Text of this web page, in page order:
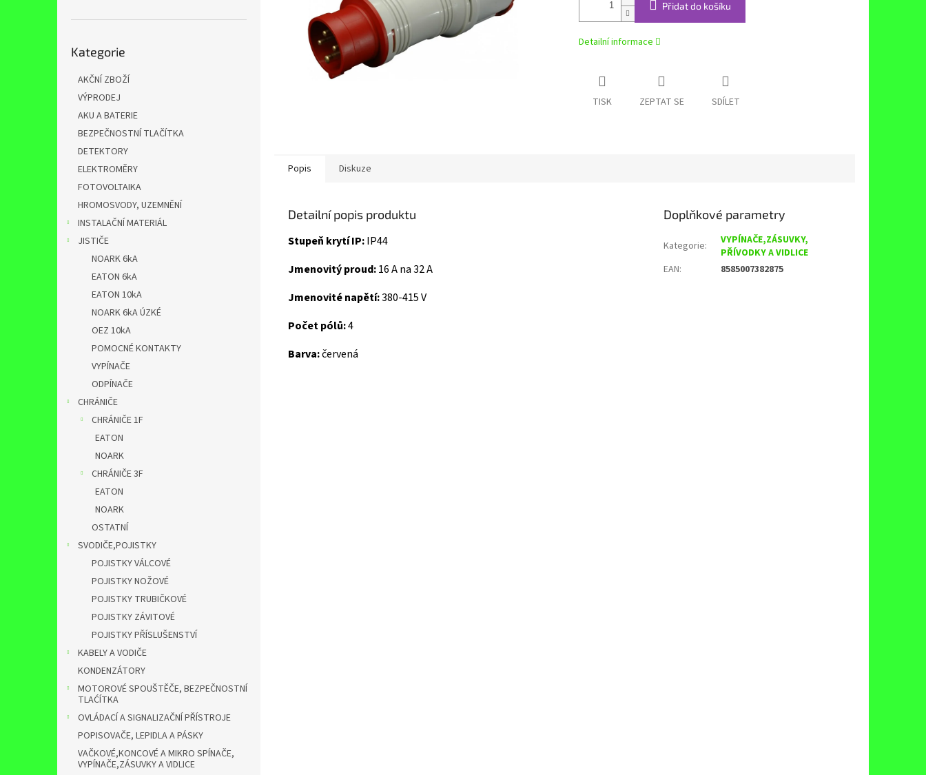
kategorie
Kategorie
AKČNÍ ZBOŽÍ
VÝPRODEJ
AKU A BATERIE
BEZPEČNOSTNÍ TLAČÍTKA
DETEKTORY
ELEKTROMĚRY
FOTOVOLTAIKA
HROMOSVODY, UZEMNĚNÍ
INSTALAČNÍ MATERIÁL
JISTIČE
NOARK 6kA
EATON 6kA
EATON 10kA
NOARK 6kA ÚZKÉ
OEZ 10kA
POMOCNÉ KONTAKTY
VYPÍNAČE
ODPÍNAČE
CHRÁNIČE
CHRÁNIČE 1F
EATON
NOARK
CHRÁNIČE 3F
EATON
NOARK
OSTATNÍ
SVODIČE,POJISTKY
POJISTKY VÁLCOVÉ
POJISTKY NOŽOVÉ
POJISTKY TRUBIČKOVÉ
POJISTKY ZÁVITOVÉ
POJISTKY PŘÍSLUŠENSTVÍ
KABELY A VODIČE
KONDENZÁTORY
MOTOROVÉ SPOUŠTĚČE, BEZPEČNOSTNÍ
TLAĆÍTKA
OVLÁDACÍ A SIGNALIZAČNÍ PŘÍSTROJE
POPISOVAČE, LEPIDLA A PÁSKY
VAČKOVÉ,KONCOVÉ A MIKRO SPÍNAČE,
VYPÍNAČE,ZÁSUVKY A VIDLICE
Přidat do košíku
Detailní informace
TISK ZEPTAT SE SDÍLET
Popis Diskuze
Detailní popis produktu
Stupeň krytí IP:IP44
Jmenovitý proud:16 A na 32 A
Jmenovité napětí:380-415 V
Počet pólů:4
Barva:červená
Doplňkové parametry
Kategorie:
VYPÍNAČE,ZÁSUVKY,
PŘÍVODKY A VIDLICE
EAN: 8585007382875